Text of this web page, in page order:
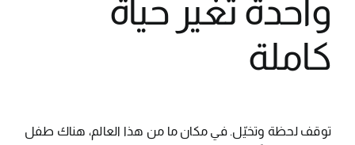
واحدة تغير حياة
كاملة
توقف لحظة وتخيّل. في مكان ما من هذا العالم، هناك طفل